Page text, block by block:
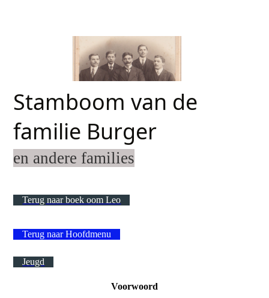
Stamboom van de
familie Burger
en andere families
Terug naar boek oom Leo
Terug naar Hoofdmenu
Jeugd
Voorwoord